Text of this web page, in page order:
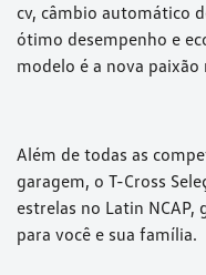
cv, câmbio automático
ótimo desempenho e
modelo é a nova paixão
Além de todas as
garagem, o T-Cross
estrelas no Latin
para você e sua família.